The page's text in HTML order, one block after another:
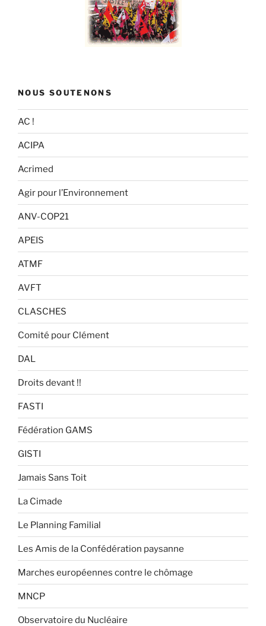
NOUS SOUTENONS
AC !
ACIPA
Acrimed
Agir pour l’Environnement
ANV-COP21
APEIS
ATMF
AVFT
CLASCHES
Comité pour Clément
DAL
Droits devant !!
FASTI
Fédération GAMS
GISTI
Jamais Sans Toit
La Cimade
Le Planning Familial
Les Amis de la Confédération paysanne
Marches européennes contre le chômage
MNCP
Observatoire du Nucléaire